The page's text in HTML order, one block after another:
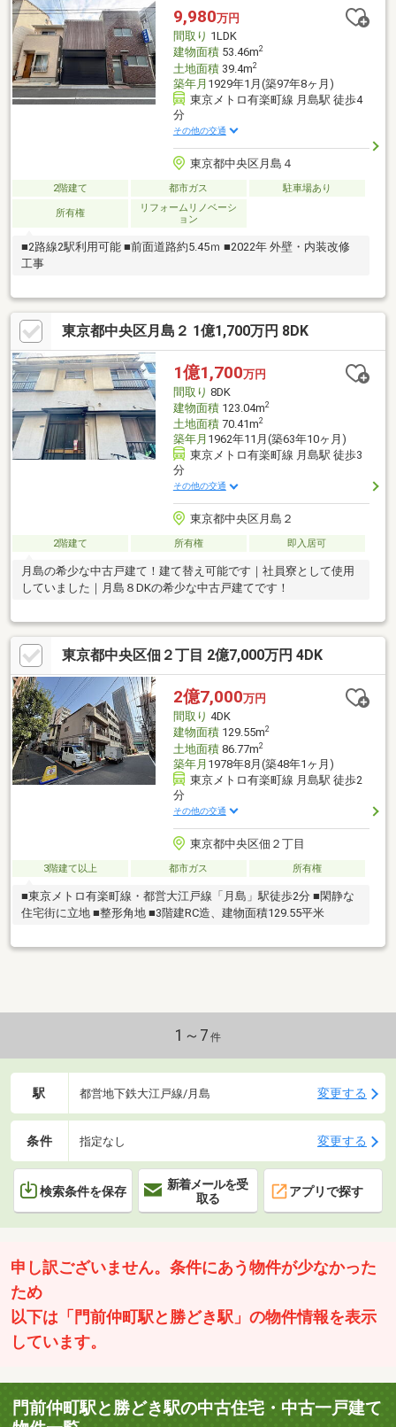
と」を未来へつなぐ道しるべであります様、”不動産のエキスパー
ト”としてお客様の住まいさがしをサポートします。
9,980万円
間取り 1LDK
建物面積53.46m2
土地面積39.4m2
築年月 1929年1月(築97年8ヶ月)
東京メトロ有楽町線 月島駅 徒歩4
分
その他の交通
東京都中央区月島４
2階建て 都市ガス 駐車場あり
所有権
リフォームリノベーシ
ョン
■2路線2駅利用可能 ■前面道路約5.45ｍ ■2022年 外壁・内装改修
工事
東京都中央区月島２ 1億1,700万円 8DK
1億1,700万円
間取り 8DK
建物面積123.04m2
土地面積70.41m2
築年月 1962年11月(築63年10ヶ月)
東京メトロ有楽町線 月島駅 徒歩3
分
その他の交通
東京都中央区月島２
2階建て 所有権 即入居可
月島の希少な中古戸建て！建て替え可能です｜社員寮として使用
していました｜月島８DKの希少な中古戸建てです！
東京都中央区佃２丁目 2億7,000万円 4DK
2億7,000万円
間取り 4DK
建物面積129.55m2
土地面積86.77m2
築年月 1978年8月(築48年1ヶ月)
東京メトロ有楽町線 月島駅 徒歩2
分
その他の交通
東京都中央区佃２丁目
3階建て以上 都市ガス 所有権
■東京メトロ有楽町線・都営大江戸線「月島」駅徒歩2分 ■閑静な
住宅街に立地 ■整形角地 ■3階建RC造、建物面積129.55平米
1～7 件
駅 都営地下鉄大江戸線/月島 変更する
条件 指定なし 変更する
検索条件を保存
新着メールを受
取る
アプリで探す
申し訳ございません。条件にあう物件が少なかった
ため
以下は「門前仲町駅と勝どき駅」の物件情報を表示
しています。
門前仲町駅と勝どき駅の中古住宅・中古一戸建て